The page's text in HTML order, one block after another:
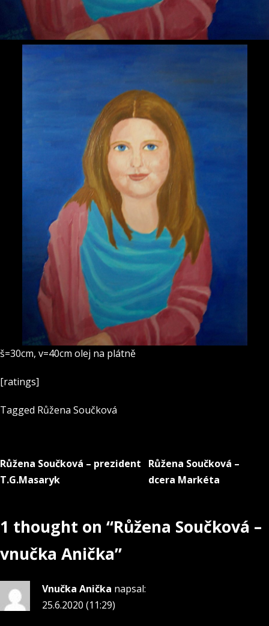
š=30cm, v=40cm olej na plátně
[ratings]
Tagged Růžena Součková
Navigace
příspěvek
Růžena Součková – prezident
T.G.Masaryk
Růžena Součková –
dcera Markéta
1 thought on “Růžena Součková –
vnučka Anička”
Vnučka Anička napsal:
25.6.2020 (11:29)